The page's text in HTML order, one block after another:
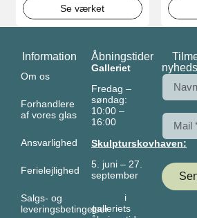
Se værket
Information
Om os
Forhandlere
af vores glas
Ansvarlighed
Ferielejlighed
Salgs- og
leveringsbetingelser
Åbningstider
Galleriet
Fredag –
søndag:
10:00 –
16:00
Skulpturskovhaven:
5. juni – 27.
september
i
galleriets